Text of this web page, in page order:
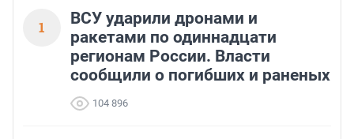
1
ВСУ ударили дронами и
ракетами по одиннадцати
регионам России. Власти
сообщили о погибших и раненых
104 896